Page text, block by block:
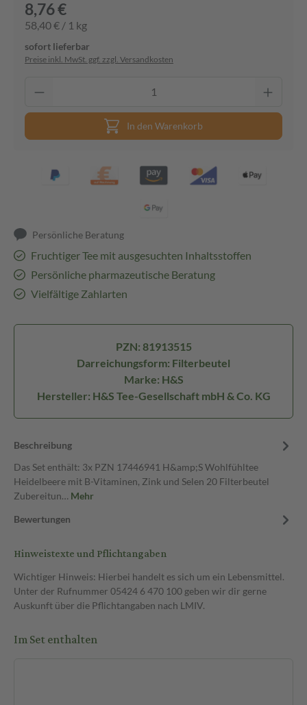
8,76 €
58,40 € / 1 kg
sofort lieferbar
Preise inkl. MwSt. ggf. zzgl. Versandkosten
In den Warenkorb
Persönliche Beratung
Fruchtiger Tee mit ausgesuchten Inhaltsstoffen
Persönliche pharmazeutische Beratung
Vielfältige Zahlarten
PZN: 81913515
Darreichungsform: Filterbeutel
Marke: H&S
Hersteller: H&S Tee-Gesellschaft mbH & Co. KG
Beschreibung
Das Set enthält: 3x PZN 17446941 H&amp;S Wohlfühltee
Heidelbeere mit B-Vitaminen, Zink und Selen 20 Filterbeutel
Zubereitun… Mehr
Bewertungen
Hinweistexte und Pflichtangaben
Wichtiger Hinweis: Hierbei handelt es sich um ein Lebensmittel.
Unter der Rufnummer 05424 6 470 100 geben wir dir gerne
Auskunft über die Pflichtangaben nach LMIV.
Im Set enthalten